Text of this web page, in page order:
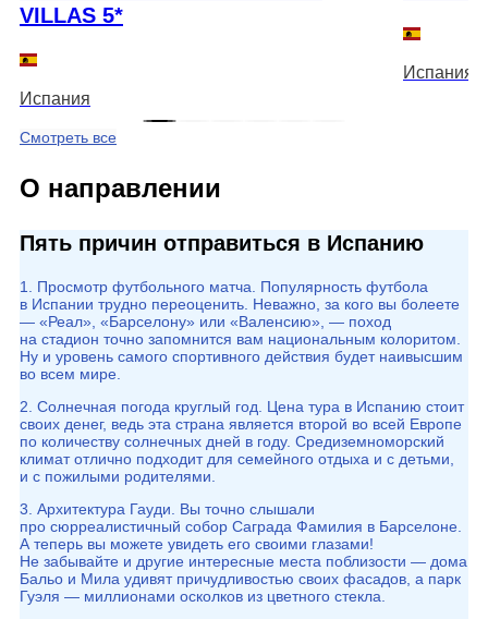
VILLAS 5*
Испания
Испания
Смотреть все
О направлении
Пять причин отправиться в Испанию
1. Просмотр футбольного матча. Популярность футбола
в Испании трудно переоценить. Неважно, за кого вы болеете
— «Реал», «Барселону» или «Валенсию», — поход
на стадион точно запомнится вам национальным колоритом.
Ну и уровень самого спортивного действия будет наивысшим
во всем мире.
2. Солнечная погода круглый год. Цена тура в Испанию стоит
своих денег, ведь эта страна является второй во всей Европе
по количеству солнечных дней в году. Средиземноморский
климат отлично подходит для семейного отдыха и с детьми,
и с пожилыми родителями.
3. Архитектура Гауди. Вы точно слышали
про сюрреалистичный собор Саграда Фамилия в Барселоне.
А теперь вы можете увидеть его своими глазами!
Не забывайте и другие интересные места поблизости — дома
Бальо и Мила удивят причудливостью своих фасадов, а парк
Гуэля — миллионами осколков из цветного стекла.